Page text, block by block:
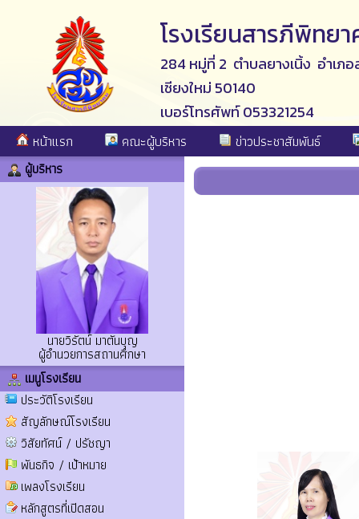
โรงเรียนสารภีพิทย
284 หมู่ที่ 2 ตำบลยางเนิ้ง อำเภ
เชียงใหม่ 50140
เบอร์โทรศัพท์ 053321254
หน้าแรก คณะผู้บริหาร ข่าวประชาสัมพันธ์
ผู้บริหาร
นายวิรัตน์ มาตันบุญ
ผู้อำนวยการสถานศึกษา
เมนูโรงเรียน
ประวัติโรงเรียน
สัญลักษณ์โรงเรียน
วิสัยทัศน์ / ปรัชญา
พันธกิจ / เป้าหมาย
เพลงโรงเรียน
หลักสูตรที่เปิดสอน